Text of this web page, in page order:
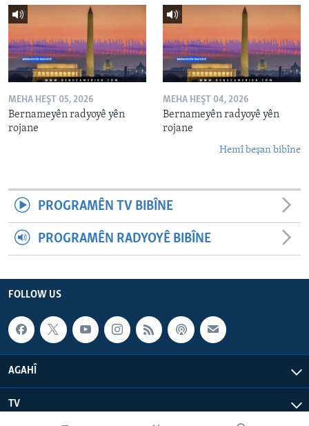
MEHA HEŞT 05, 2026
Bernameyên radyoyê yên
rojane
MEHA HEŞT 04, 2026
Bernameyên radyoyê yên
rojane
Hemî beşan bibîne
PROGRAMÊN TV BIBÎNE
PROGRAMÊN RADYOYÊ BIBÎNE
FOLLOW US
AGAHÎ
TV